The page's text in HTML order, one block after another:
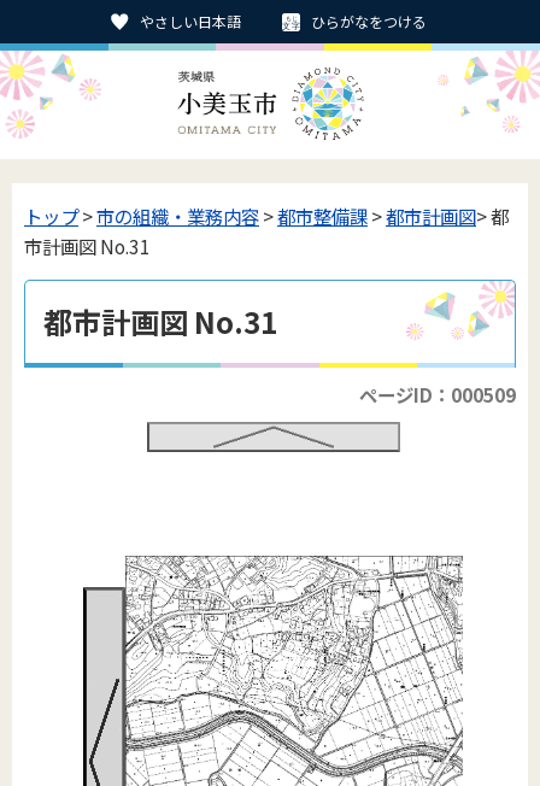
やさしい日本語 ひらがなをつける
トップ>市の組織・業務内容>都市整備課>都市計画図> 都
市計画図 No.31
都市計画図 No.31
ページID：000509